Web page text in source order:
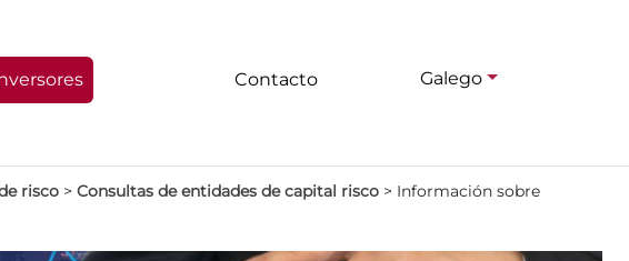
Contacto Galego
risco > Consultas de entidades de capital risco > Información sobre